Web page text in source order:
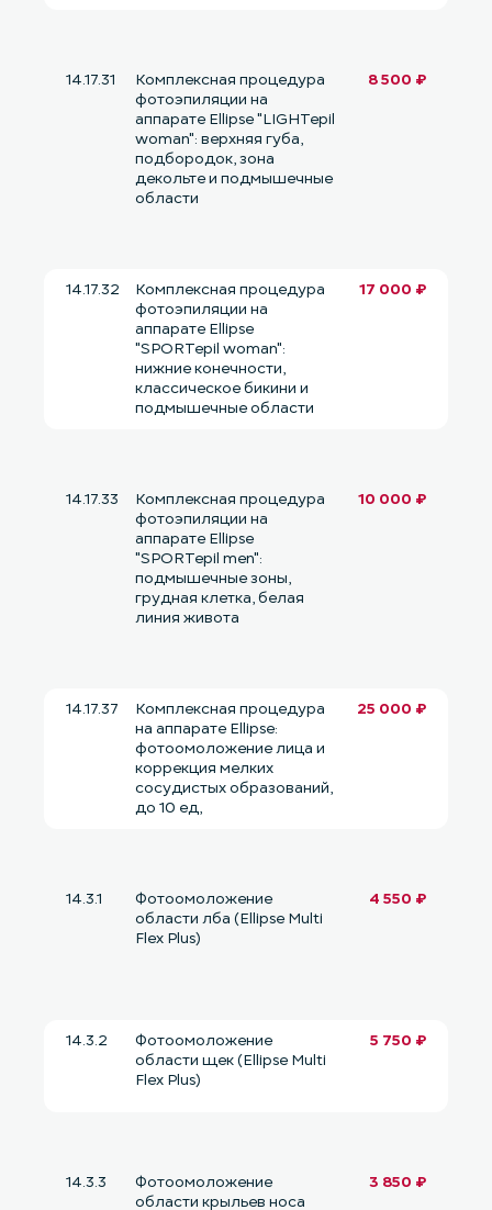
14.17.31
Комплексная процедура
фотоэпиляции на
аппарате Ellipse "LIGHTepil
woman": верхняя губа,
подбородок, зона
декольте и подмышечные
области
8 500 ₽
14.17.32
Комплексная процедура
фотоэпиляции на
аппарате Ellipse
"SPORTepil woman":
нижние конечности,
классическое бикини и
подмышечные области
17 000 ₽
14.17.33
Комплексная процедура
фотоэпиляции на
аппарате Ellipse
"SPORTepil men":
подмышечные зоны,
грудная клетка, белая
линия живота
10 000 ₽
14.17.37
Комплексная процедура
на аппарате Ellipse:
фотоомоложение лица и
коррекция мелких
сосудистых образований,
до 10 ед,
25 000 ₽
14.3.1
Фотоомоложение
области лба (Ellipse Multi
Flex Plus)
4 550 ₽
14.3.2
Фотоомоложение
области щек (Ellipse Multi
Flex Plus)
5 750 ₽
14.3.3
Фотоомоложение
области крыльев носа
3 850 ₽